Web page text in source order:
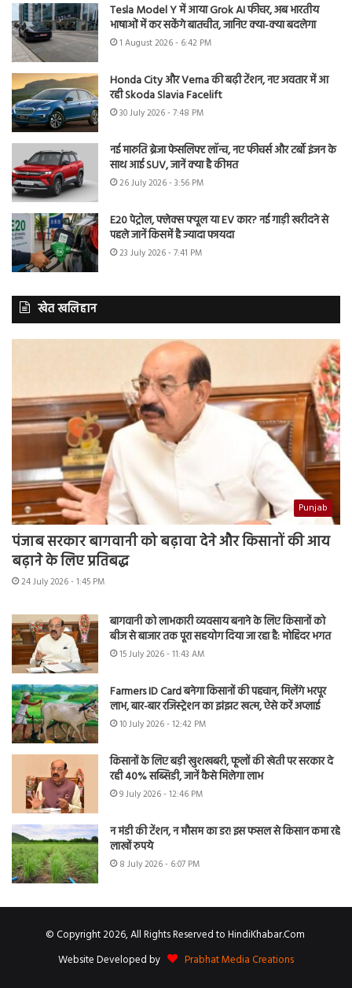
Tesla Model Y में आया Grok AI फीचर, अब भारतीय
भाषाओं में कर सकेंगे बातचीत, जानिए क्या-क्या बदलेगा
1 August 2026 - 6:42 PM
Honda City और Verna की बढ़ी टेंशन, नए अवतार में आ
रही Skoda Slavia Facelift
30 July 2026 - 7:48 PM
नई मारुति ब्रेजा फेसलिफ्ट लॉन्च, नए फीचर्स और टर्बो इंजन के
साथ आई SUV, जानें क्या है कीमत
26 July 2026 - 3:56 PM
E20 पेट्रोल, फ्लेक्स फ्यूल या EV कार? नई गाड़ी खरीदने से
पहले जानें किसमें है ज्यादा फायदा
23 July 2026 - 7:41 PM
खेत खलिहान
Punjab
पंजाब सरकार बागवानी को बढ़ावा देने और किसानों की आय
बढ़ाने के लिए प्रतिबद्ध
24 July 2026 - 1:45 PM
बागवानी को लाभकारी व्यवसाय बनाने के लिए किसानों को
बीज से बाजार तक पूरा सहयोग दिया जा रहा है: मोहिंदर भगत
15 July 2026 - 11:43 AM
Farmers ID Card बनेगा किसानों की पहचान, मिलेंगे भरपूर
लाभ, बार-बार रजिस्ट्रेशन का झंझट खत्म, ऐसे करें अप्लाई
10 July 2026 - 12:42 PM
किसानों के लिए बड़ी खुशखबरी, फूलों की खेती पर सरकार दे
रही 40% सब्सिडी, जानें कैसे मिलेगा लाभ
9 July 2026 - 12:46 PM
न मंडी की टेंशन, न मौसम का डर! इस फसल से किसान कमा रहे
लाखों रुपये
8 July 2026 - 6:07 PM
© Copyright 2026, All Rights Reserved to HindiKhabar.Com
Website Developed by
Prabhat Media Creations